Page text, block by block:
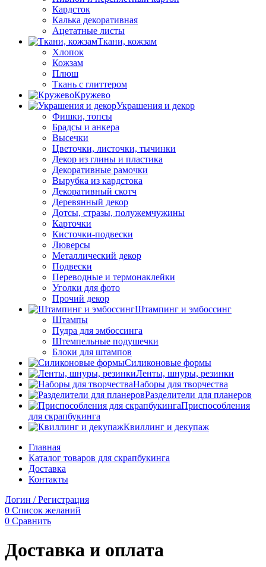
Кардсток
Калька декоративная
Ацетатные листы
Ткани, кожзам
Хлопок
Кожзам
Плюш
Ткань с глиттером
Кружево
Украшения и декор
Фишки, топсы
Брадсы и анкера
Высечки
Цветочки, листочки, тычинки
Декор из глины и пластика
Декоративные рамочки
Вырубка из кардстока
Декоративный скотч
Деревянный декор
Дотсы, стразы, полужемчужины
Карточки
Кисточки-подвески
Люверсы
Металлический декор
Подвески
Переводные и термонаклейки
Уголки для фото
Прочий декор
Штампинг и эмбоссинг
Штампы
Пудра для эмбоссинга
Штемпельные подушечки
Блоки для штампов
Силиконовые формы
Ленты, шнуры, резинки
Наборы для творчества
Разделители для планеров
Приспособления
для скрапбукинга
Квиллинг и декупаж
Главная
Каталог товаров для скрапбукинга
Доставка
Контакты
Логин / Регистрация
0 Список желаний
0 Сравнить
Доставка и оплата